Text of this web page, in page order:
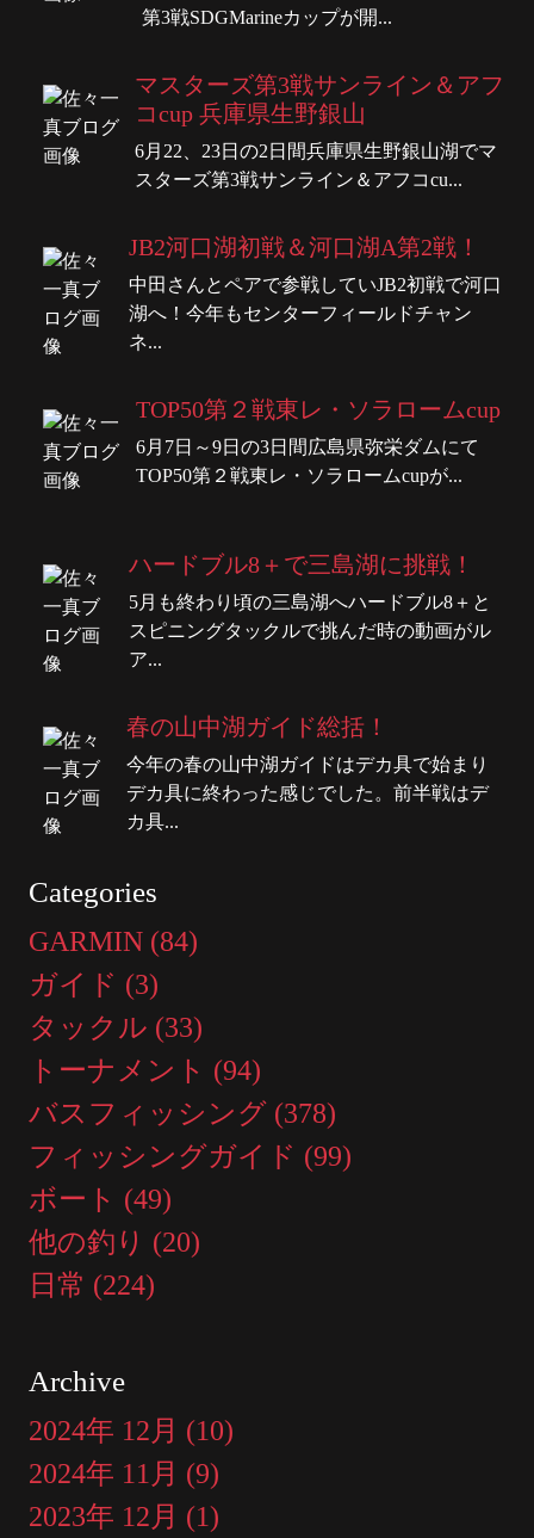
第3戦SDGMarineカップが開...
マスターズ第3戦サンライン＆アフ
コcup 兵庫県生野銀山
6月22、23日の2日間兵庫県生野銀山湖でマ
スターズ第3戦サンライン＆アフコcu...
JB2河口湖初戦＆河口湖A第2戦！
中田さんとペアで参戦していJB2初戦で河口
湖へ！今年もセンターフィールドチャン
ネ...
TOP50第２戦東レ・ソラロームcup
6月7日～9日の3日間広島県弥栄ダムにて
TOP50第２戦東レ・ソラロームcupが...
ハードブル8＋で三島湖に挑戦！
5月も終わり頃の三島湖へハードブル8＋と
スピニングタックルで挑んだ時の動画がル
ア...
春の山中湖ガイド総括！
今年の春の山中湖ガイドはデカ具で始まり
デカ具に終わった感じでした。前半戦はデ
カ具...
Categories
GARMIN (84)
ガイド (3)
タックル (33)
トーナメント (94)
バスフィッシング (378)
フィッシングガイド (99)
ボート (49)
他の釣り (20)
日常 (224)
Archive
2024年 12月 (10)
2024年 11月 (9)
2023年 12月 (1)